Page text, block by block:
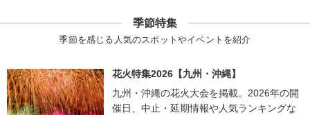
季節特集
季節を感じる人気のスポットやイベントを紹介
花火特集2026【九州・沖縄】
九州・沖縄の花火大会を掲載。2026年の開
催日、中止・延期情報や人気ランキングな